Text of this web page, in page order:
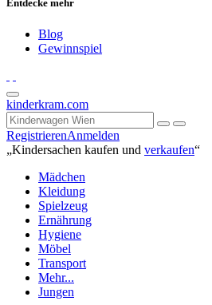
Entdecke mehr
Blog
Gewinnspiel
kinderkram.com
RegistrierenAnmelden
„Kindersachen kaufen und verkaufen“
Mädchen
Kleidung
Spielzeug
Ernährung
Hygiene
Möbel
Transport
Mehr...
Jungen